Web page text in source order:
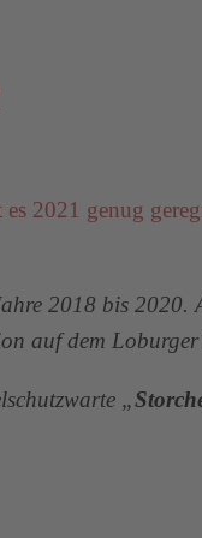
2021 genug
2018 bis 2020.
auf dem
„